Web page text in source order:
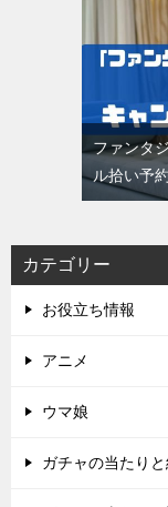
ファンタ
ル拾い予
カテゴリー
お役立ち情報
アニメ
ウマ娘
ガチャの当たり